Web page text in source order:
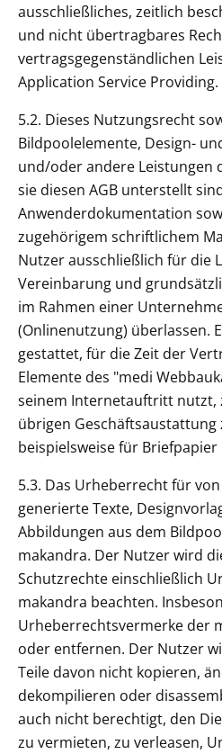
ausschließliches, zeitlich
und nicht übertragbares
vertragsgegenständlichen
Application Service Providing.
5.2. Dieses Nutzungsrecht
Bildpoolelemente, Design-
und/oder andere Leistungen
sie diesen AGB unterstellt
Anwenderdokumentation
zugehörigem schriftlichem
Nutzer ausschließlich für die
Vereinbarung und
im Rahmen einer
(Onlinenutzung) überlassen.
gestattet, für die Zeit der
Elemente des "medi
seinem Internetauftritt nutzt,
übrigen Geschäftsaustattung
beispielsweise für
5.3. Das Urheberrecht für
generierte Texte,
Abbildungen aus dem
makandra. Der Nutzer wird
Schutzrechte einschließlich
makandra beachten.
Urheberrechtsvermerke der
oder entfernen. Der Nutzer
Teile davon nicht kopieren,
dekompilieren oder
auch nicht berechtigt, den
zu vermieten, zu verleasen,